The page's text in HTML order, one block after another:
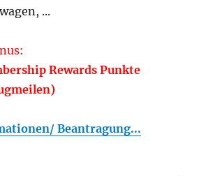
...
Rewards Punkte
Beantragung...